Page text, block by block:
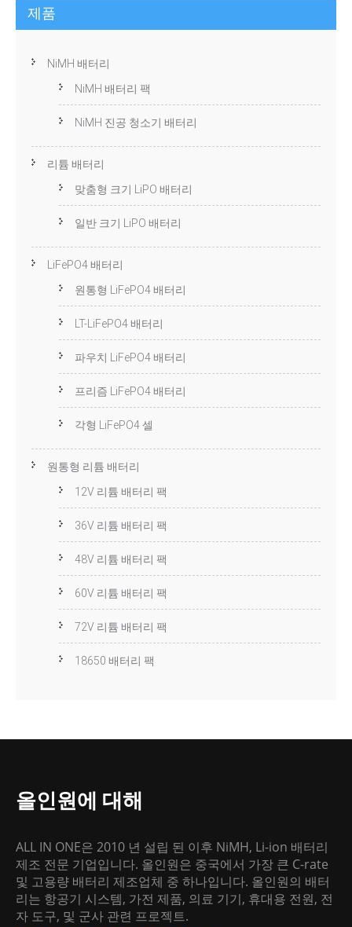
제품
NiMH 배터리
NiMH 배터리 팩
NiMH 진공 청소기 배터리
리튬 배터리
맞춤형 크기 LiPO 배터리
일반 크기 LiPO 배터리
LiFePO4 배터리
원통형 LiFePO4 배터리
LT-LiFePO4 배터리
파우치 LiFePO4 배터리
프리즘 LiFePO4 배터리
각형 LiFePO4 셀
원통형 리튬 배터리
12V 리튬 배터리 팩
36V 리튬 배터리 팩
48V 리튬 배터리 팩
60V 리튬 배터리 팩
72V 리튬 배터리 팩
18650 배터리 팩
올인원에 대해
ALL IN ONE은 2010 년 설립 된 이후 NiMH, Li-ion 배터리
제조 전문 기업입니다. 올인원은 중국에서 가장 큰 C-rate
및 고용량 배터리 제조업체 중 하나입니다. 올인원의 배터
리는 항공기 시스템, 가전 제품, 의료 기기, 휴대용 전원, 전
자 도구, 및 군사 관련 프로젝트.